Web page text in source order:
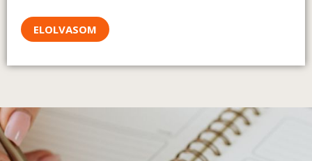
ELOLVASOM